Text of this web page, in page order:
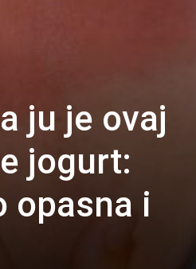
ju je ovaj
jogurt:
opasna i